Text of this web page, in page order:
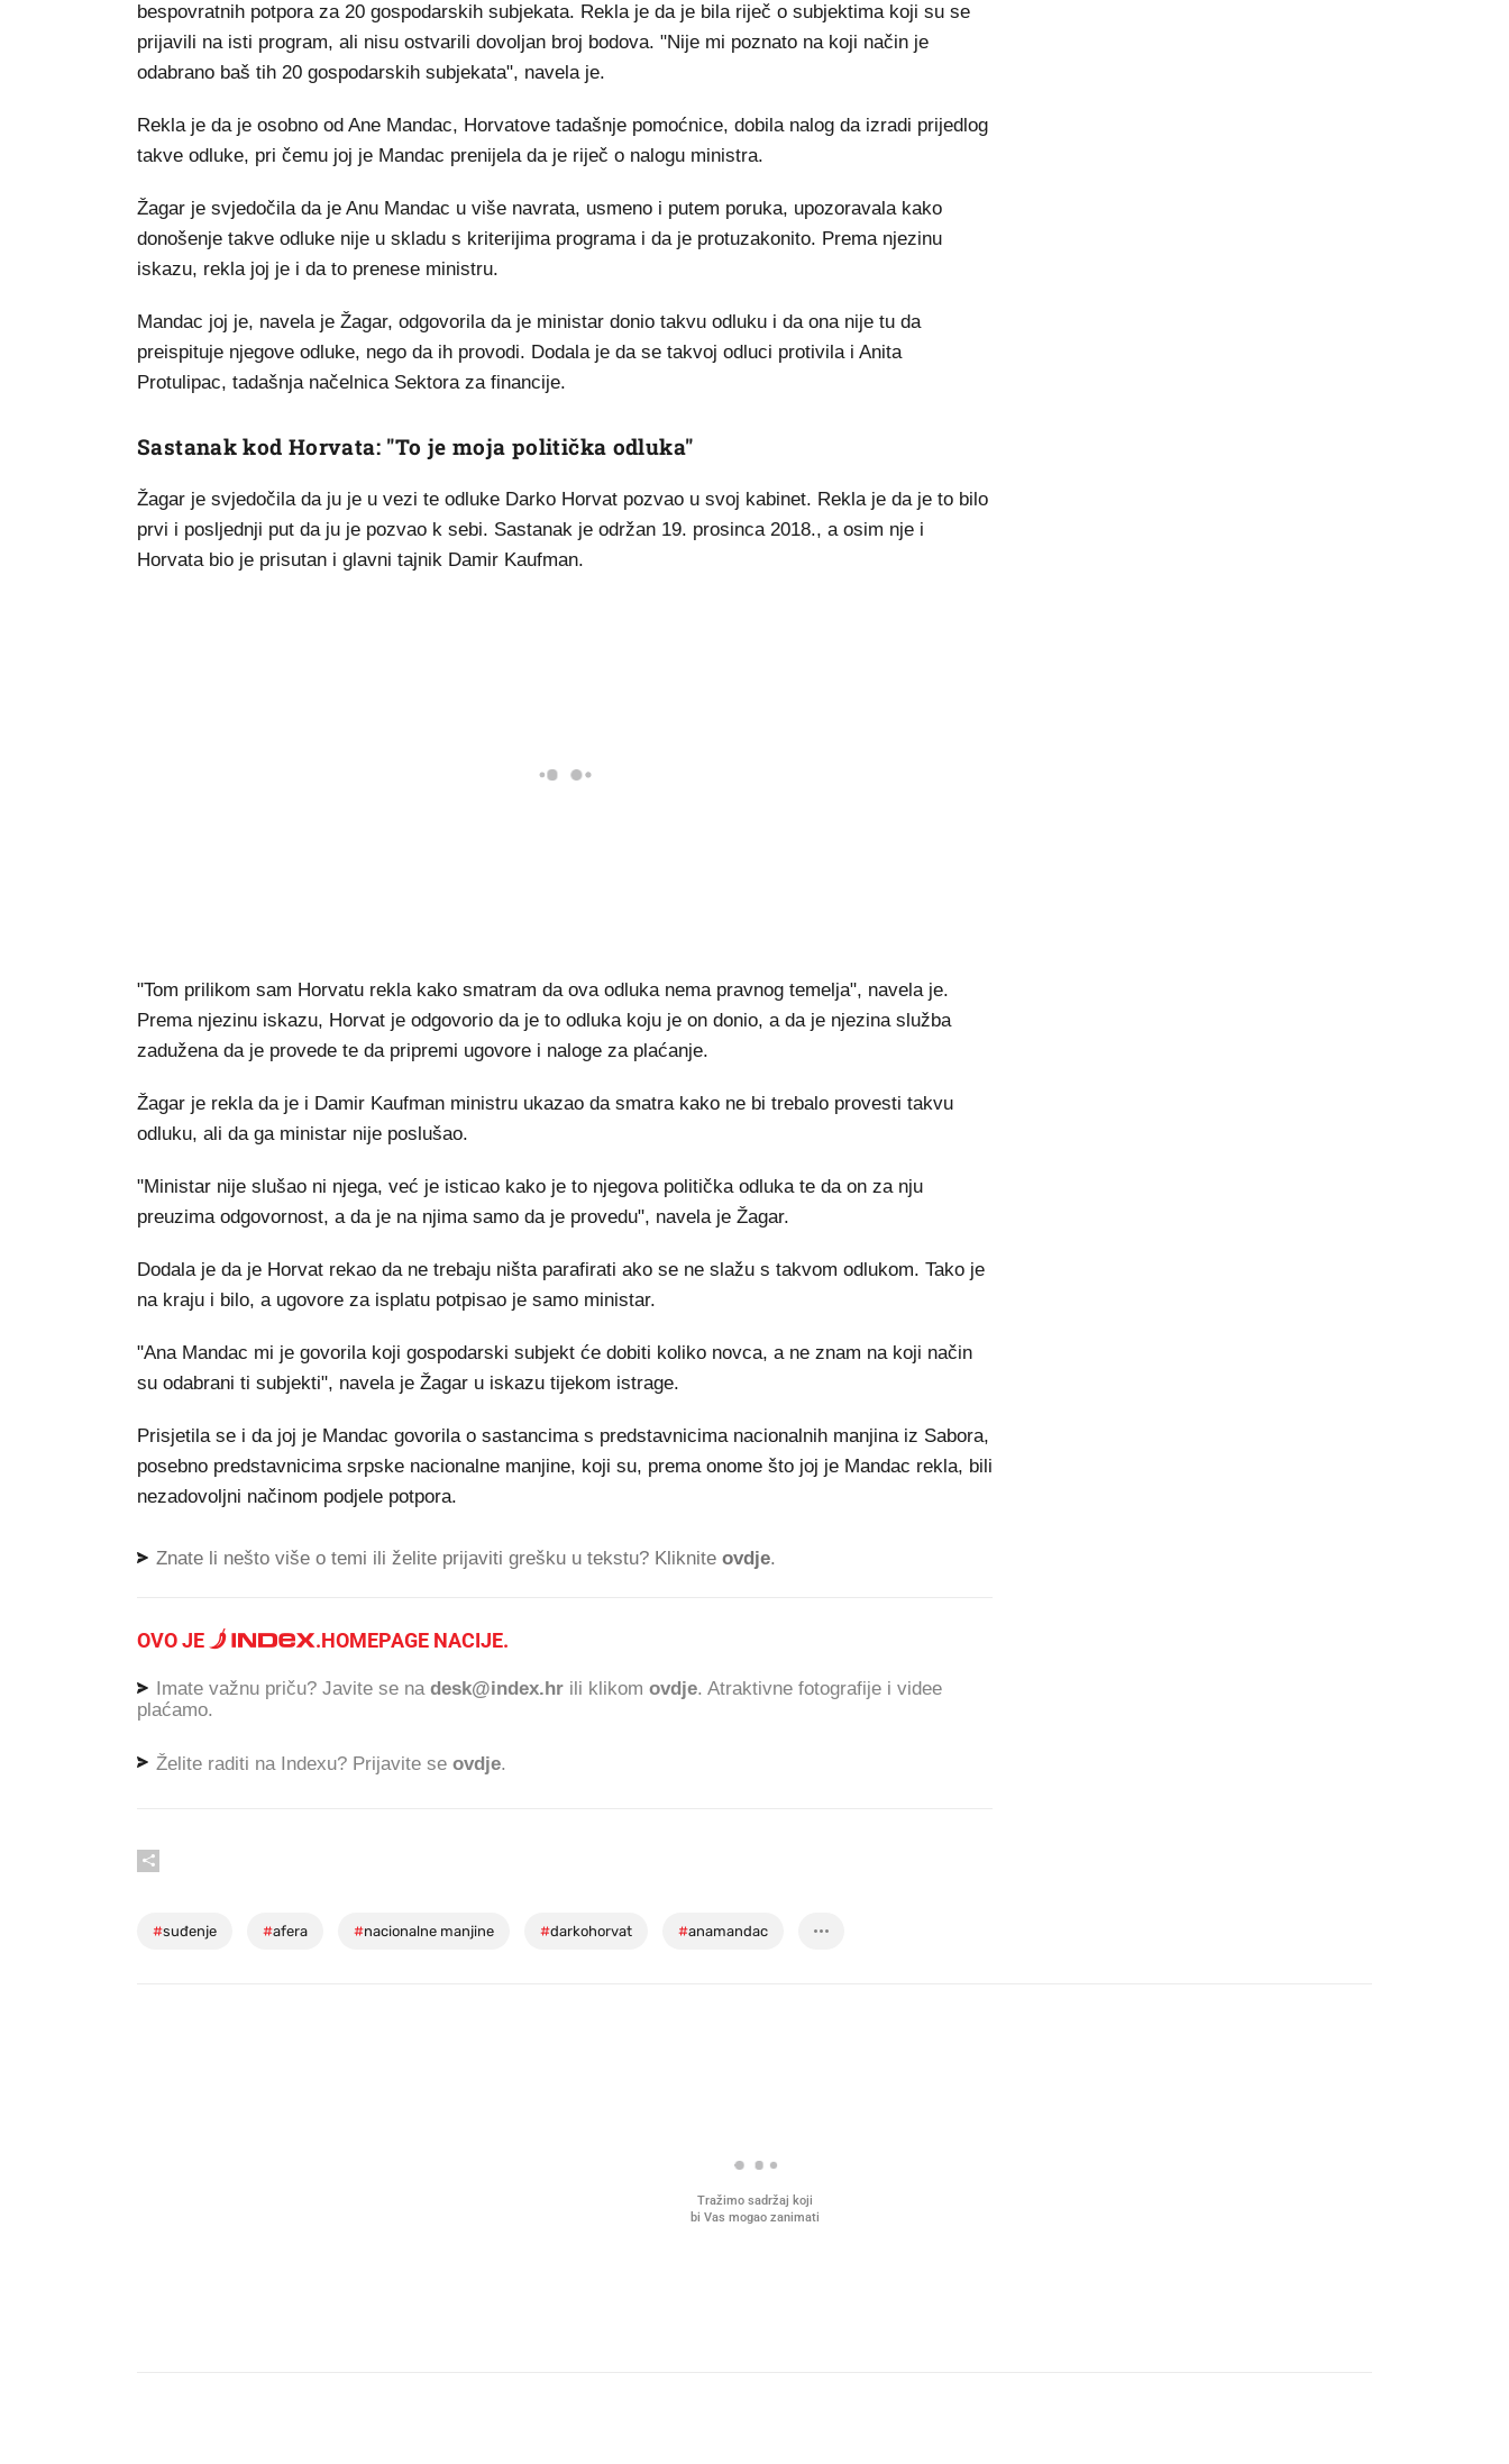
bespovratnih potpora za 20 gospodarskih subjekata. Rekla je da je bila riječ o subjektima koji su se
prijavili na isti program, ali nisu ostvarili dovoljan broj bodova. "Nije mi poznato na koji način je
odabrano baš tih 20 gospodarskih subjekata", navela je.
Rekla je da je osobno od Ane Mandac, Horvatove tadašnje pomoćnice, dobila nalog da izradi prijedlog
takve odluke, pri čemu joj je Mandac prenijela da je riječ o nalogu ministra.
Žagar je svjedočila da je Anu Mandac u više navrata, usmeno i putem poruka, upozoravala kako
donošenje takve odluke nije u skladu s kriterijima programa i da je protuzakonito. Prema njezinu
iskazu, rekla joj je i da to prenese ministru.
Mandac joj je, navela je Žagar, odgovorila da je ministar donio takvu odluku i da ona nije tu da
preispituje njegove odluke, nego da ih provodi. Dodala je da se takvoj odluci protivila i Anita
Protulipac, tadašnja načelnica Sektora za financije.
Sastanak kod Horvata: "To je moja politička odluka"
Žagar je svjedočila da ju je u vezi te odluke Darko Horvat pozvao u svoj kabinet. Rekla je da je to bilo
prvi i posljednji put da ju je pozvao k sebi. Sastanak je održan 19. prosinca 2018., a osim nje i
Horvata bio je prisutan i glavni tajnik Damir Kaufman.
"Tom prilikom sam Horvatu rekla kako smatram da ova odluka nema pravnog temelja", navela je.
Prema njezinu iskazu, Horvat je odgovorio da je to odluka koju je on donio, a da je njezina služba
zadužena da je provede te da pripremi ugovore i naloge za plaćanje.
Žagar je rekla da je i Damir Kaufman ministru ukazao da smatra kako ne bi trebalo provesti takvu
odluku, ali da ga ministar nije poslušao.
"Ministar nije slušao ni njega, već je isticao kako je to njegova politička odluka te da on za nju
preuzima odgovornost, a da je na njima samo da je provedu", navela je Žagar.
Dodala je da je Horvat rekao da ne trebaju ništa parafirati ako se ne slažu s takvom odlukom. Tako je
na kraju i bilo, a ugovore za isplatu potpisao je samo ministar.
"Ana Mandac mi je govorila koji gospodarski subjekt će dobiti koliko novca, a ne znam na koji način
su odabrani ti subjekti", navela je Žagar u iskazu tijekom istrage.
Prisjetila se i da joj je Mandac govorila o sastancima s predstavnicima nacionalnih manjina iz Sabora,
posebno predstavnicima srpske nacionalne manjine, koji su, prema onome što joj je Mandac rekla, bili
nezadovoljni načinom podjele potpora.
Znate li nešto više o temi ili želite prijaviti grešku u tekstu? Kliknite ovdje.
OVO JE .HOMEPAGE NACIJE.
Imate važnu priču? Javite se na desk@index.hr ili klikom ovdje. Atraktivne fotografije i videe
plaćamo.
Želite raditi na Indexu? Prijavite se ovdje.
#suđenje #afera #nacionalne manjine #darkohorvat #anamandac
Tražimo sadržaj koji
bi Vas mogao zanimati